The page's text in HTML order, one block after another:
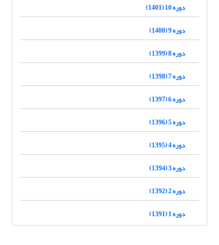
دوره 10 (1401)
دوره 9 (1400)
دوره 8 (1399)
دوره 7 (1398)
دوره 6 (1397)
دوره 5 (1396)
دوره 4 (1395)
دوره 3 (1394)
دوره 2 (1392)
دوره 1 (1391)